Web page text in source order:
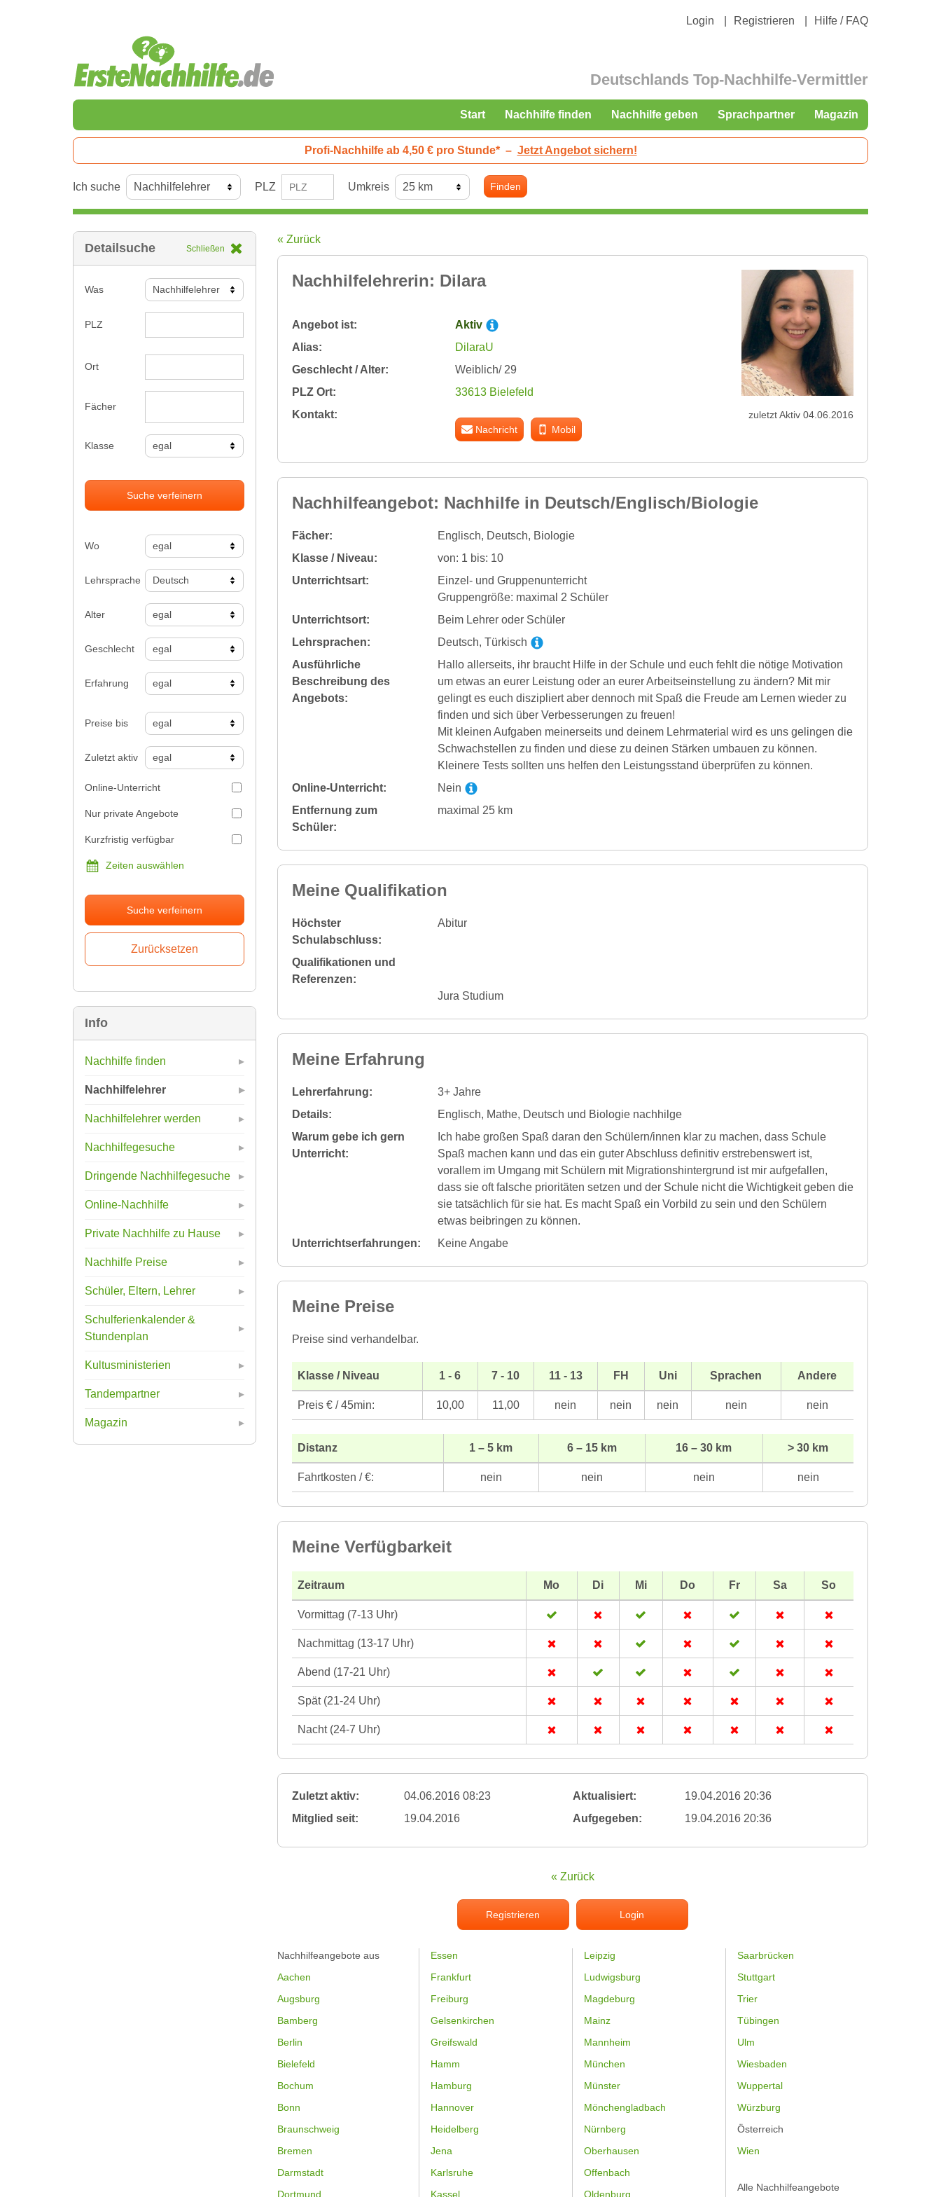
Login Registrieren Hilfe / FAQ
Deutschlands Top-Nachhilfe-Vermittler
Start Nachhilfe finden Nachhilfe geben Sprachpartner Magazin
Profi-Nachhilfe ab 4,50 € pro Stunde* – Jetzt Angebot sichern!
Ich suche PLZ Umkreis Finden
Detailsuche Schließen
Was
PLZ
Ort
Fächer
Klasse
Suche verfeinern
Wo
Lehrsprache
Alter
Geschlecht
Erfahrung
Preise bis
Zuletzt aktiv
Online-Unterricht
Nur private Angebote
Kurzfristig verfügbar
Zeiten auswählen
Suche verfeinern
Info
Nachhilfe finden
Nachhilfelehrer
Nachhilfelehrer werden
Nachhilfegesuche
Dringende Nachhilfegesuche
Online-Nachhilfe
Private Nachhilfe zu Hause
Nachhilfe Preise
Schüler, Eltern, Lehrer
Schulferienkalender &
Stundenplan
Kultusministerien
Tandempartner
Magazin
« Zurück
Nachhilfelehrerin: Dilara
Angebot ist:
Aktiv
Alias:
DilaraU
Geschlecht / Alter:
Weiblich/ 29
PLZ Ort:
33613 Bielefeld
Kontakt:
Nachricht Mobil
zuletzt Aktiv 04.06.2016
Nachhilfeangebot: Nachhilfe in Deutsch/Englisch/Biologie
Fächer:
Englisch, Deutsch, Biologie
Klasse / Niveau:
von: 1 bis: 10
Unterrichtsart:
Einzel- und Gruppenunterricht
Gruppengröße: maximal 2 Schüler
Unterrichtsort:
Beim Lehrer oder Schüler
Lehrsprachen:
Deutsch, Türkisch
Ausführliche
Beschreibung des
Angebots:
Hallo allerseits, ihr braucht Hilfe in der Schule und euch fehlt die nötige Motivation
um etwas an eurer Leistung oder an eurer Arbeitseinstellung zu ändern? Mit mir
gelingt es euch diszipliert aber dennoch mit Spaß die Freude am Lernen wieder zu
finden und sich über Verbesserungen zu freuen!
Mit kleinen Aufgaben meinerseits und deinem Lehrmaterial wird es uns gelingen die
Schwachstellen zu finden und diese zu deinen Stärken umbauen zu können.
Kleinere Tests sollten uns helfen den Leistungsstand überprüfen zu können.
Online-Unterricht:
Nein
Entfernung zum
Schüler:
maximal 25 km
Meine Qualifikation
Höchster
Schulabschluss:
Abitur
Qualifikationen und
Referenzen:
Jura Studium
Meine Erfahrung
Lehrerfahrung:
3+ Jahre
Details:
Englisch, Mathe, Deutsch und Biologie nachhilge
Warum gebe ich gern
Unterricht:
Ich habe großen Spaß daran den Schülern/innen klar zu machen, dass Schule
Spaß machen kann und das ein guter Abschluss definitiv erstrebenswert ist,
vorallem im Umgang mit Schülern mit Migrationshintergrund ist mir aufgefallen,
dass sie oft falsche prioritäten setzen und der Schule nicht die Wichtigkeit geben die
sie tatsächlich für sie hat. Es macht Spaß ein Vorbild zu sein und den Schülern
etwas beibringen zu können.
Unterrichtserfahrungen:
Keine Angabe
Meine Preise
Preise sind verhandelbar.
Klasse / Niveau 1 - 6 7 - 10 11 - 13 FH Uni Sprachen Andere
Preis € / 45min: 10,00 11,00 nein nein nein nein nein
Distanz 1 – 5 km 6 – 15 km 16 – 30 km > 30 km
Fahrtkosten / €: nein nein nein nein
Meine Verfügbarkeit
Zeitraum Mo Di Mi Do Fr Sa So
Vormittag (7-13 Uhr)
Nachmittag (13-17 Uhr)
Abend (17-21 Uhr)
Spät (21-24 Uhr)
Nacht (24-7 Uhr)
Zuletzt aktiv: 04.06.2016 08:23 Aktualisiert:
19.04.2016 20:36
Mitglied seit:
19.04.2016 Aufgegeben: 19.04.2016 20:36
« Zurück
Registrieren Login
Nachhilfeangebote aus
Aachen
Augsburg
Bamberg
Berlin
Bielefeld
Bochum
Bonn
Braunschweig
Bremen
Darmstadt
Dortmund
Essen
Frankfurt
Freiburg
Gelsenkirchen
Greifswald
Hamm
Hamburg
Hannover
Heidelberg
Jena
Karlsruhe
Kassel
Leipzig
Ludwigsburg
Magdeburg
Mainz
Mannheim
München
Münster
Mönchengladbach
Nürnberg
Oberhausen
Offenbach
Oldenburg
Saarbrücken
Stuttgart
Trier
Tübingen
Ulm
Wiesbaden
Wuppertal
Würzburg
Österreich
Wien
Alle Nachhilfeangebote